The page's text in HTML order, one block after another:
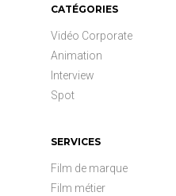
CATÉGORIES
Vidéo Corporate
Animation
Interview
Spot
SERVICES
Film de marque
Film métier